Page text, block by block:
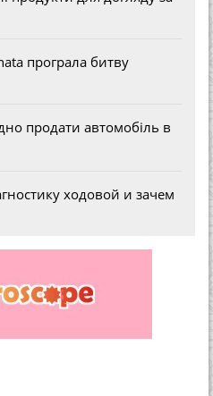
програла битву
продати автомобіль в
ходовой и зачем